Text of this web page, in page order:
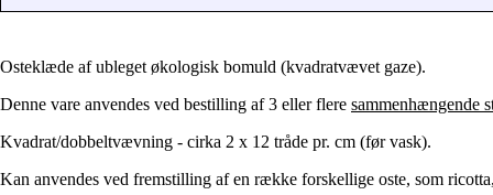
Osteklæde af ubleget økologisk bomuld (kvadratvævet gaze).
Denne vare anvendes ved bestilling af 3 eller flere sammenhængende
Kvadrat/dobbeltvævning - cirka 2 x 12 tråde pr. cm (før vask).
Kan anvendes ved fremstilling af en række forskellige oste, som